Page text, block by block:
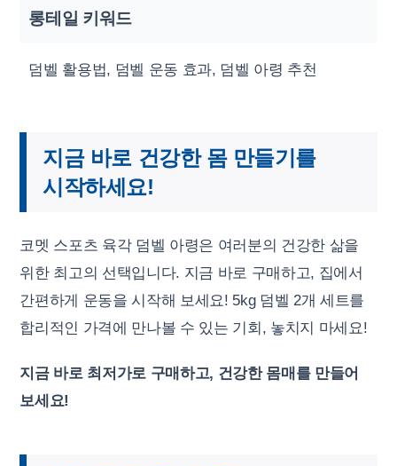
롱테일 키워드
덤벨 활용법, 덤벨 운동 효과, 덤벨 아령 추천
지금 바로 건강한 몸 만들기를
시작하세요!
코멧 스포츠 육각 덤벨 아령은 여러분의 건강한 삶을
위한 최고의 선택입니다. 지금 바로 구매하고, 집에서
간편하게 운동을 시작해 보세요! 5kg 덤벨 2개 세트를
합리적인 가격에 만나볼 수 있는 기회, 놓치지 마세요!
지금 바로 최저가로 구매하고, 건강한 몸매를 만들어
보세요!